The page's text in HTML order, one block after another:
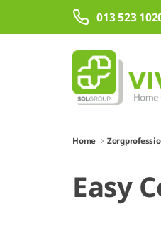
Overslaan en naar013 523
Home
Easy